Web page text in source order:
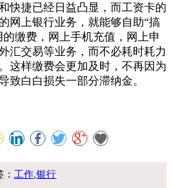
捷已经日益凸显，而工资卡的
网上银行业务，就能够自助“搞
缴费，网上手机充值，网上申
汇交易等业务，而不必耗时耗力
这样缴费会更加及时，不再因为
致白白损失一部分滞纳金。
工作 ,银行